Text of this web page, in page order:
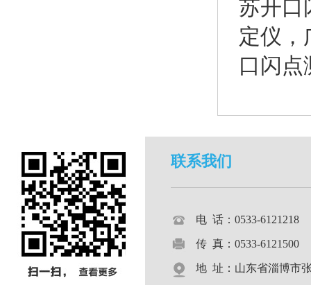
苏开口
定仪 ，
口闪点
联系我们
电 话：0533-
传 真：0533-6121500
地 址：山东省淄博市